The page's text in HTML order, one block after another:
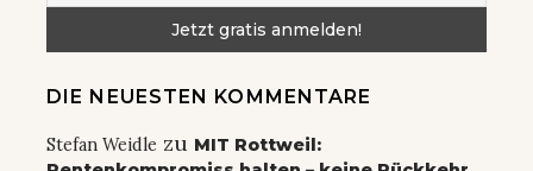
DIE NEUESTEN KOMMENTARE
Stefan Weidle zu MIT Rottweil: